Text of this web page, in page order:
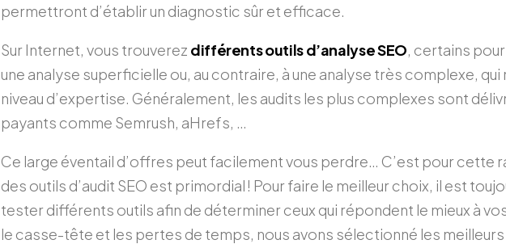
permettront d’établir un diagnostic sûr et efficace.
Sur Internet, vous trouverez différents outils d’analyse SEO, certains
une analyse superficielle ou, au contraire, à une analyse très complexe,
niveau d’expertise. Généralement, les audits les plus complexes sont
payants comme Semrush, aHrefs, …
Ce large éventail d’offres peut facilement vous perdre… C’est pour cette
des outils d’audit SEO est primordial ! Pour faire le meilleur choix, il est
tester différents outils afin de déterminer ceux qui répondent le mieux à
le casse-tête et les pertes de temps, nous avons sélectionné les meilleurs